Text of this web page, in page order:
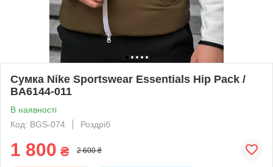
Сумка Nike Sportswear Essentials Hip Pack /
BA6144-011
В наявності
Код: BGS-074
Роздріб
1 800 ₴ 2 600 ₴